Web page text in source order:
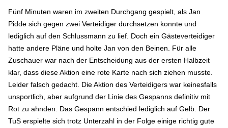
Fünf Minuten waren im zweiten Durchgang gespielt, als Jan
Pidde sich gegen zwei Verteidiger durchsetzen konnte und
lediglich auf den Schlussmann zu lief. Doch ein Gästeverteidiger
hatte andere Pläne und holte Jan von den Beinen. Für alle
Zuschauer war nach der Entscheidung aus der ersten Halbzeit
klar, dass diese Aktion eine rote Karte nach sich ziehen musste.
Leider falsch gedacht. Die Aktion des Verteidigers war keinesfalls
unsportlich, aber aufgrund der Linie des Gespanns definitiv mit
Rot zu ahnden. Das Gespann entschied lediglich auf Gelb. Der
TuS erspielte sich trotz Unterzahl in der Folge einige richtig gute